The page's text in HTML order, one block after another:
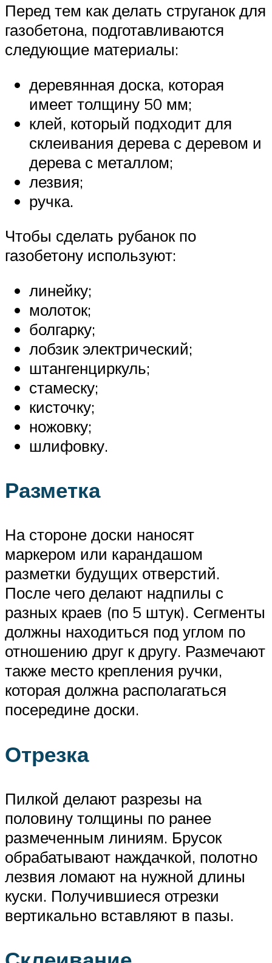
Перед тем как делать струганок для
газобетона, подготавливаются
следующие материалы:
деревянная доска, которая
имеет толщину 50 мм;
клей, который подходит для
склеивания дерева с деревом и
дерева с металлом;
лезвия;
ручка.
Чтобы сделать рубанок по
газобетону используют:
линейку;
молоток;
болгарку;
лобзик электрический;
штангенциркуль;
стамеску;
кисточку;
ножовку;
шлифовку.
Разметка
На стороне доски наносят
маркером или карандашом
разметки будущих отверстий.
После чего делают надпилы с
разных краев (по 5 штук). Сегменты
должны находиться под углом по
отношению друг к другу. Размечают
также место крепления ручки,
которая должна располагаться
посередине доски.
Отрезка
Пилкой делают разрезы на
половину толщины по ранее
размеченным линиям. Брусок
обрабатывают наждачкой, полотно
лезвия ломают на нужной длины
куски. Получившиеся отрезки
вертикально вставляют в пазы.